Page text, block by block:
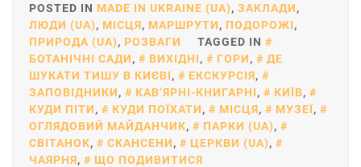
POSTED IN MADE IN UKRAINE (UA), ЗАКЛАДИ,
ЛЮДИ (UA), МІСЦЯ, МАРШРУТИ, ПОДОРОЖІ,
ПРИРОДА (UA), РОЗВАГИ
TAGGED IN
БОТАНІЧНІ САДИ, ВИХІДНІ, ГОРИ,
ДЕ
ШУКАТИ ТИШУ В КИЄВІ, ЕКСКУРСІЯ,
ЗАПОВІДНИКИ, КАВʼЯРНІ-КНИГАРНІ, КИЇВ,
КУДИ ПІТИ, КУДИ ПОЇХАТИ, МІСЦЯ, МУЗЕЇ,
ОГЛЯДОВИЙ МАЙДАНЧИК, ПАРКИ (UA),
СВІТАНОК, СКАНСЕНИ, ЦЕРКВИ (UA),
ЧАЯРНЯ, ЩО ПОДИВИТИСЯ